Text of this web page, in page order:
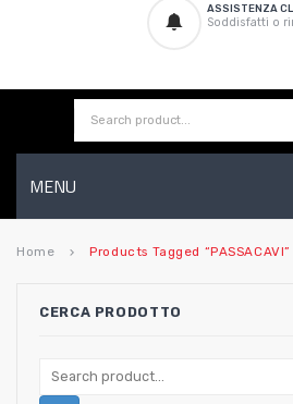
ASSISTENZA
Soddisfatti o
MENU
HOME
CONTATTI
Home keyboard_arrow_right Products Tagged “PASSACAVI”
CERCA PRODOTTO